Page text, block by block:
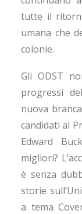
tutte il
umana che
colonie.
Gli ODST
progressi
nuova
candidati al
Edward
migliori?
è senza
storie
a tema